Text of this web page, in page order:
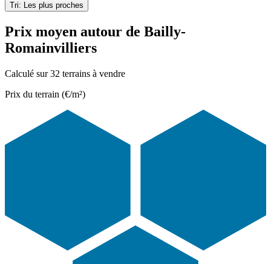
Tri: Les plus proches
Prix moyen autour de Bailly-
Romainvilliers
Calculé sur 32 terrains à vendre
Prix du terrain (€/m²)